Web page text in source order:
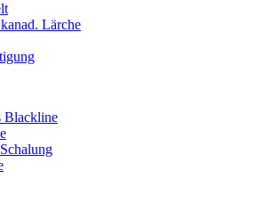
Lärche
Blackline